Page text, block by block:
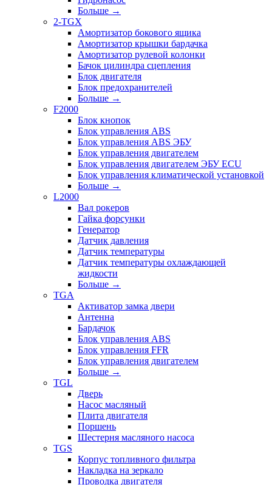
Больше →
2-TGX
Амортизатор бокового ящика
Амортизатор крышки бардачка
Амортизатор рулевой колонки
Бачок цилиндра сцепления
Блок двигателя
Блок предохранителей
Больше →
F2000
Блок кнопок
Блок управления ABS
Блок управления ABS ЭБУ
Блок управления двигателем
Блок управления двигателем ЭБУ ECU
Блок управления климатической установкой
Больше →
L2000
Вал рокеров
Гайка форсунки
Генератор
Датчик давления
Датчик температуры
Датчик температуры охлаждающей
жидкости
Больше →
TGA
Активатор замка двери
Антенна
Бардачок
Блок управления ABS
Блок управления FFR
Блок управления двигателем
Больше →
TGL
Дверь
Насос масляный
Плита двигателя
Поршень
Шестерня масляного насоса
TGS
Корпус топливного фильтра
Накладка на зеркало
Проводка двигателя